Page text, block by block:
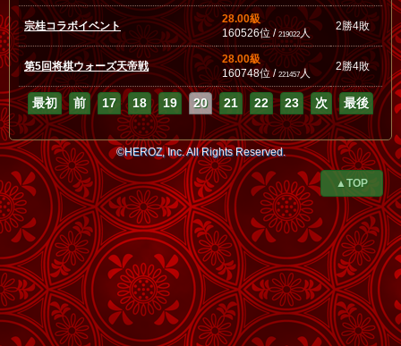
宗桂コラボイベント
28.00級
160526位 /219022人
2勝4敗
第5回将棋ウォーズ天帝戦
28.00級
160748位 / 221457人
2勝4敗
最初 前 17 18 19 20 21 22 23 次 最後
©HEROZ, Inc. All Rights Reserved.
▲TOP